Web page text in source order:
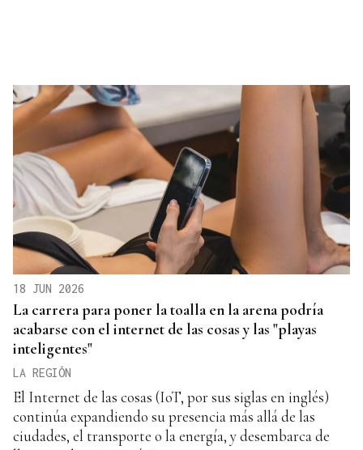
18 JUN 2026
La carrera para poner la toalla en la arena podría
acabarse con el internet de las cosas y las "playas
inteligentes"
LA REGIÓN
El Internet de las cosas (IoT, por sus siglas en inglés)
continúa expandiendo su presencia más allá de las
ciudades, el transporte o la energía, y desembarca de